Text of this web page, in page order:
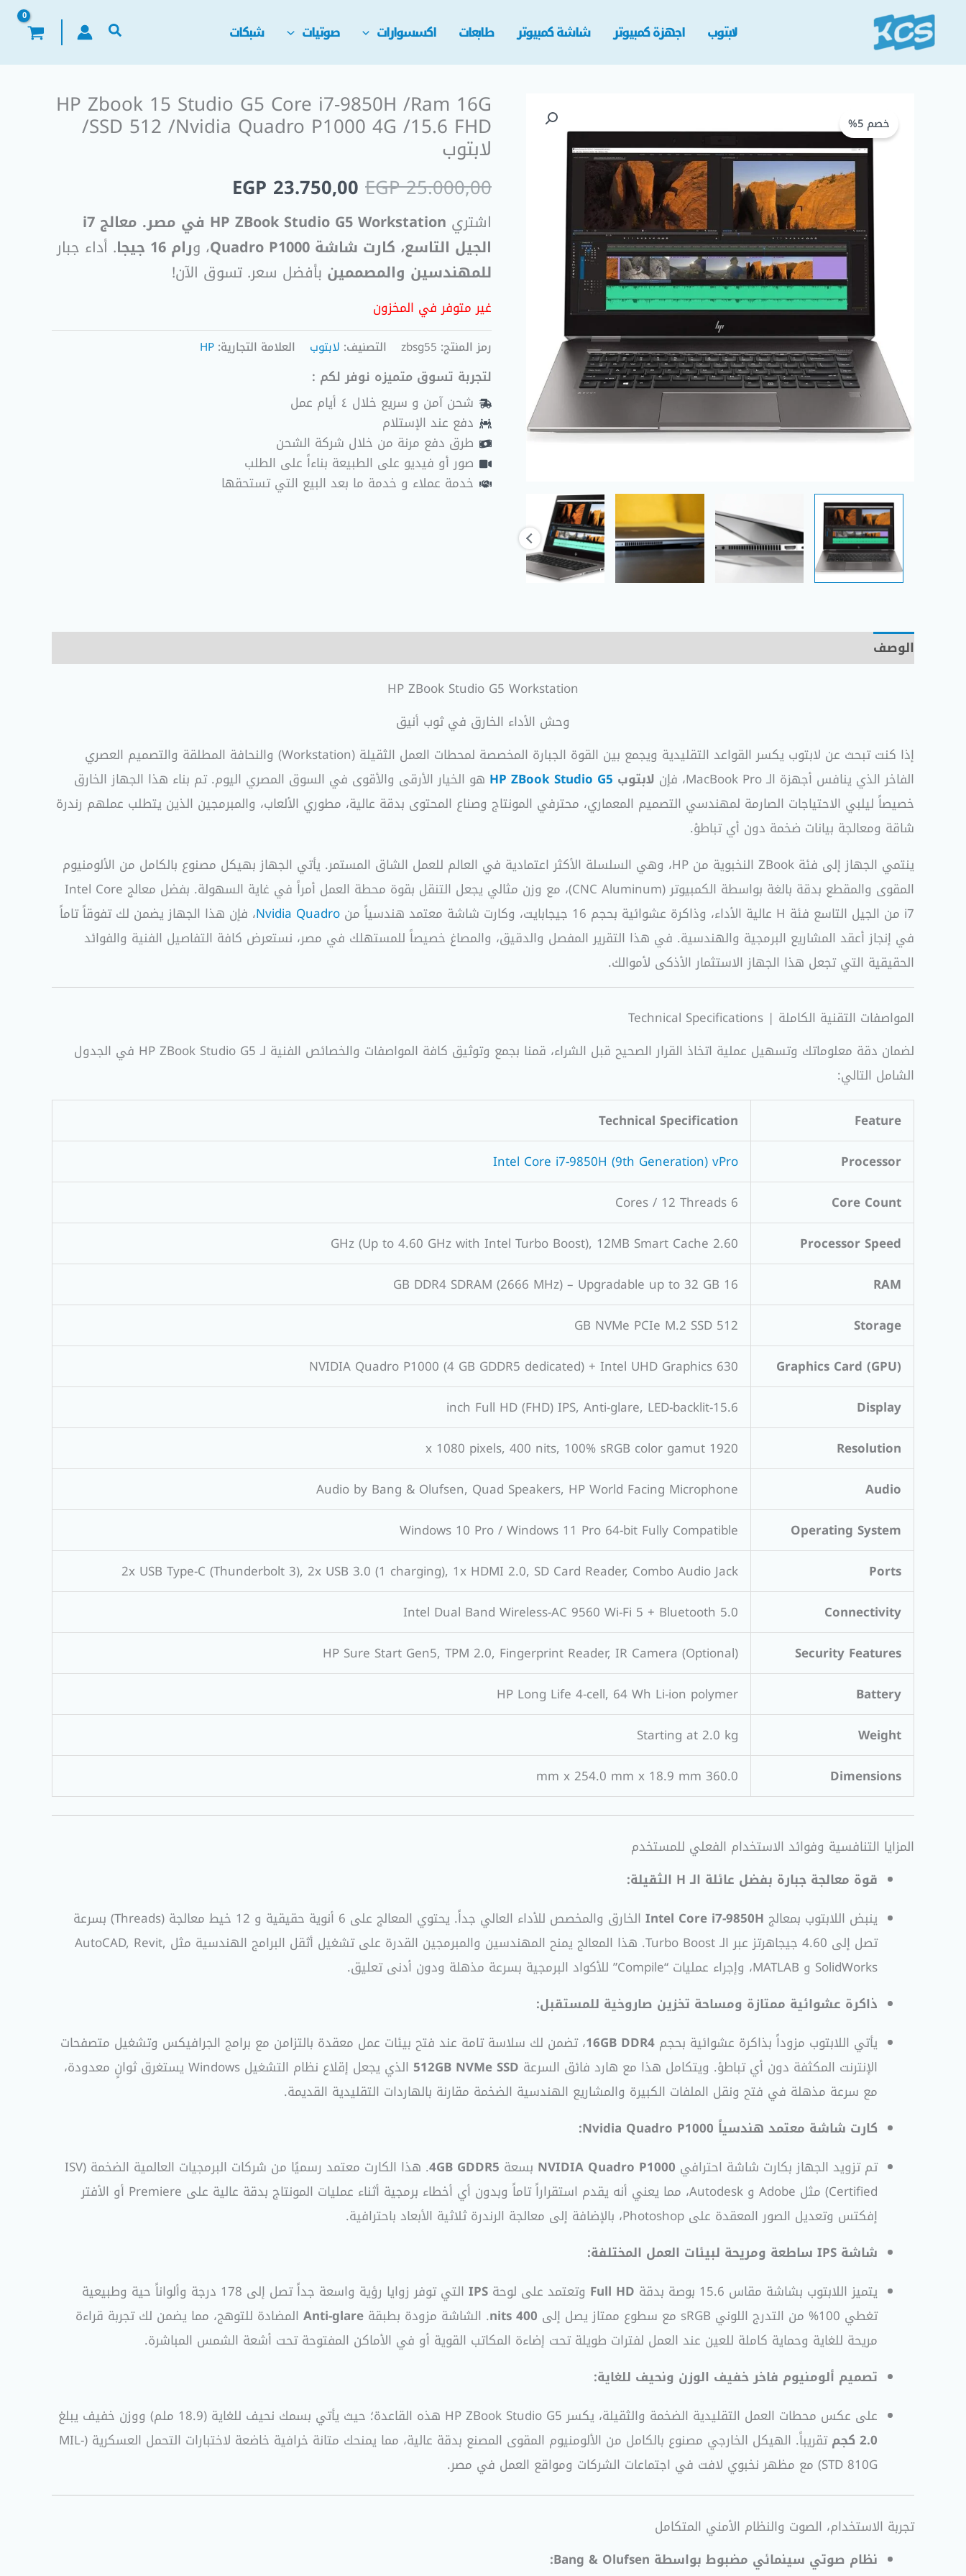
تخطي
المحتوى
لابتوب اجهزة كمبيوتر شاشة كمبيوتر طابعات اكسسوارات صوتيات شبكات
خصم 5%
HP Zbook 15 Studio G5 Core i7-9850H /Ram 16G
/SSD 512 /Nvidia Quadro P1000 4G /15.6 FHD
لابتوب
EGP25.000,00
السعر
هو:
EGP 25.000,00.
EGP 23.750,00
السعر
EGP 23.750,00.
اشتري
HP ZBook Studio G5 Workstation في مصر. معالج i7
الجيل التاسع، كارت شاشة Quadro P1000
، ورام 16 جيجا
. أداء جبار
للمهندسين والمصممين بأفضل سعر. تسوق الآن!
غير متوفر في المخزون
رمز المنتج: zbsg55 التصنيف: لابتوب العلامة التجارية: HP
لتجربة تسوق متميزه نوفر لكم :
شحن آمن و سريع خلال ٤ أيام عمل
دفع عند الإستلام
طرق دفع مرنة من خلال شركة الشحن
صور أو فيديو على الطبيعة بناءاً على الطلب
خدمة عملاء و خدمة ما بعد البيع التي تستحقها
الوصف
HP ZBook Studio G5 Workstation
وحش الأداء الخارق في ثوب أنيق
إذا كنت تبحث عن لابتوب يكسر القواعد التقليدية ويجمع بين القوة الجبارة المخصصة لمحطات العمل الثقيلة (Workstation) والنحافة المطلقة والتصميم العصري
الفاخر الذي ينافس أجهزة الـ MacBook Pro، فإن
لابتوب HP ZBook Studio G5 هو الخيار الأرقى والأقوى في السوق المصري اليوم. تم بناء هذا الجهاز الخارق
خصيصاً ليلبي الاحتياجات الصارمة لمهندسي التصميم المعماري، محترفي المونتاج وصناع المحتوى بدقة عالية، مطوري الألعاب، والمبرمجين الذين يتطلب عملهم رندرة
شاقة ومعالجة بيانات ضخمة دون أي تباطؤ.
ينتمي الجهاز إلى فئة ZBook النخبوية من HP، وهي السلسلة الأكثر اعتمادية في العالم للعمل الشاق المستمر. يأتي الجهاز بهيكل مصنوع بالكامل من الألومنيوم
المقوى والمقطع بدقة بالغة بواسطة الكمبيوتر (CNC Aluminum)، مع وزن مثالي يجعل التنقل بقوة محطة العمل أمراً في غاية السهولة. بفضل معالج Intel Core
i7 من الجيل التاسع فئة H عالية الأداء، وذاكرة عشوائية بحجم 16 جيجابايت، وكارت شاشة معتمد هندسياً من
Nvidia Quadro، فإن هذا الجهاز يضمن لك تفوقاً تاماً
في إنجاز أعقد المشاريع البرمجية والهندسية. في هذا التقرير المفصل والدقيق، والمصاغ خصيصاً للمستهلك في مصر، نستعرض كافة التفاصيل الفنية والفوائد
الحقيقية التي تجعل هذا الجهاز الاستثمار الأذكى لأموالك.
المواصفات التقنية الكاملة | Technical Specifications
لضمان دقة معلوماتك وتسهيل عملية اتخاذ القرار الصحيح قبل الشراء، قمنا بجمع وتوثيق كافة المواصفات والخصائص الفنية لـ HP ZBook Studio G5 في الجدول
الشامل التالي:
Feature
Technical Specification
Processor
Intel Core i7-9850H (9th Generation) vPro
Core Count
6 Cores / 12 Threads
Processor Speed
2.60 GHz (Up to 4.60 GHz with Intel Turbo Boost), 12MB Smart Cache
RAM
16 GB DDR4 SDRAM (2666 MHz) – Upgradable up to 32 GB
Storage
512 GB NVMe PCIe M.2 SSD
Graphics Card (GPU)
NVIDIA Quadro P1000 (4 GB GDDR5 dedicated) + Intel UHD Graphics 630
Display
15.6-inch Full HD (FHD) IPS, Anti-glare, LED-backlit
Resolution
1920 x 1080 pixels, 400 nits, 100% sRGB color gamut
Audio
Audio by Bang & Olufsen, Quad Speakers, HP World Facing Microphone
Operating System
Windows 10 Pro / Windows 11 Pro 64-bit Fully Compatible
Ports
2x USB Type-C (Thunderbolt 3), 2x USB 3.0 (1 charging), 1x HDMI 2.0, SD Card Reader, Combo Audio Jack
Connectivity
Intel Dual Band Wireless-AC 9560 Wi-Fi 5 + Bluetooth 5.0
Security Features
HP Sure Start Gen5, TPM 2.0, Fingerprint Reader, IR Camera (Optional)
Battery
HP Long Life 4-cell, 64 Wh Li-ion polymer
Weight
Starting at 2.0 kg
Dimensions
360.0 mm x 254.0 mm x 18.9 mm
المزايا التنافسية وفوائد الاستخدام الفعلي للمستخدم
قوة معالجة جبارة بفضل عائلة الـ H الثقيلة:
ينبض اللابتوب بمعالج Intel Core i7-9850H
الخارق والمخصص للأداء العالي جداً. يحتوي المعالج على 6 أنوية حقيقية و 12 خيط معالجة (Threads) بسرعة
تصل إلى 4.60 جيجاهرتز عبر الـ Turbo Boost. هذا المعالج يمنح المهندسين والمبرمجين القدرة على تشغيل أثقل البرامج الهندسية مثل AutoCAD, Revit,
SolidWorks و MATLAB، وإجراء عمليات “Compile” للأكواد البرمجية بسرعة مذهلة ودون أدنى تعليق.
ذاكرة عشوائية ممتازة ومساحة تخزين صاروخية للمستقبل:
يأتي اللابتوب مزوداً بذاكرة عشوائية بحجم 16GB DDR4، تضمن لك سلاسة تامة عند فتح بيئات عمل معقدة بالتزامن مع برامج الجرافيكس وتشغيل متصفحات
الإنترنت المكثفة دون أي تباطؤ. ويتكامل هذا مع هارد فائق السرعة 512GB NVMe SSD
الذي يجعل إقلاع نظام التشغيل Windows يستغرق ثوانٍ معدودة،
مع سرعة مذهلة في فتح ونقل الملفات الكبيرة والمشاريع الهندسية الضخمة مقارنة بالهاردات التقليدية القديمة.
كارت شاشة معتمد هندسياً Nvidia Quadro P1000:
تم تزويد الجهاز بكارت شاشة احترافي NVIDIA Quadro P1000 بسعة 4GB GDDR5
. هذا الكارت معتمد رسميًا من شركات البرمجيات العالمية الضخمة (ISV
Certified) مثل Adobe و Autodesk، مما يعني أنه يقدم استقراراً تاماً وبدون أي أخطاء برمجية أثناء عمليات المونتاج بدقة عالية على Premiere أو الأفتر
إفكتس وتعديل الصور المعقدة على Photoshop، بالإضافة إلى معالجة الرندرة ثلاثية الأبعاد باحترافية.
شاشة IPS ساطعة ومريحة لبيئات العمل المختلفة:
يتميز اللابتوب بشاشة مقاس 15.6 بوصة بدقة
Full HD وتعتمد على لوحة IPS
التي توفر زوايا رؤية واسعة جداً تصل إلى 178 درجة وألواناً حية وطبيعية
تغطي 100% من التدرج اللوني sRGB مع سطوع ممتاز يصل إلى
400 nits . الشاشة مزودة بطبقة Anti-glare المضادة للتوهج، مما يضمن لك تجربة قراءة
مريحة للغاية وحماية كاملة للعين عند العمل لفترات طويلة تحت إضاءة المكاتب القوية أو في الأماكن المفتوحة تحت أشعة الشمس المباشرة.
تصميم ألومنيوم فاخر خفيف الوزن ونحيف للغاية:
على عكس محطات العمل التقليدية الضخمة والثقيلة، يكسر HP ZBook Studio G5 هذه القاعدة؛ حيث يأتي بسمك نحيف للغاية (18.9 ملم) ووزن خفيف يبلغ
2.0 كجم
تقريباً. الهيكل الخارجي مصنوع بالكامل من الألومنيوم المقوى المصنع بدقة عالية، مما يمنحك متانة خرافية خاضعة لاختبارات التحمل العسكرية (MIL-
STD 810G) مع مظهر نخبوي لافت في اجتماعات الشركات ومواقع العمل في مصر.
تجربة الاستخدام، الصوت والنظام الأمني المتكامل
نظام صوتي سينمائي مضبوط بواسطة Bang & Olufsen: